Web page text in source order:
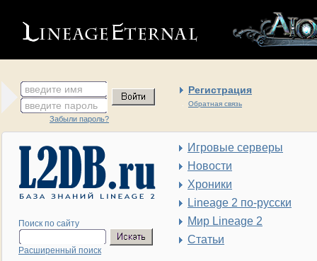
введите имя Регистрация
Обратная связь
введите пароль
Забыли пароль?
Поиск по сайту
Расширенный поиск
Игровые серверы
Новости
Хроники
Lineage 2 по-русски
Мир Lineage 2
Статьи